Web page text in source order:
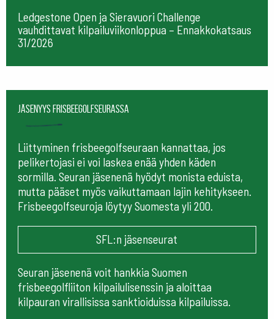
Ledgestone Open ja Sieravuori Challenge
vauhdittavat kilpailuviikonloppua – Ennakkokatsaus
31/2026
Jäsenyys frisbeegolfseurassa
Liittyminen frisbeegolfseuraan kannattaa, jos
pelikertojasi ei voi laskea enää yhden käden
sormilla. Seuran jäsenenä hyödyt monista eduista,
mutta pääset myös vaikuttamaan lajin kehitykseen.
Frisbeegolfseuroja löytyy Suomesta yli 200.
SFL:n jäsenseurat
Seuran jäsenenä voit hankkia Suomen
frisbeegolfliiton kilpailulisenssin ja aloittaa
kilpauran virallisissa sanktioiduissa kilpailuissa.